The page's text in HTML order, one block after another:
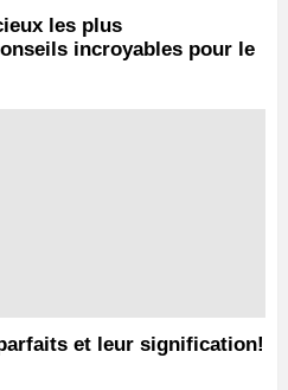
les plus
incroyables pour le
et leur signification!